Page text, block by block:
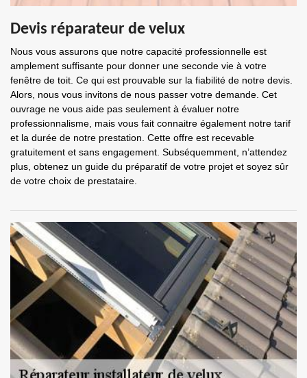
Devis réparateur de velux
Nous vous assurons que notre capacité professionnelle est
amplement suffisante pour donner une seconde vie à votre
fenêtre de toit. Ce qui est prouvable sur la fiabilité de notre devis.
Alors, nous vous invitons de nous passer votre demande. Cet
ouvrage ne vous aide pas seulement à évaluer notre
professionnalisme, mais vous fait connaitre également notre tarif
et la durée de notre prestation. Cette offre est recevable
gratuitement et sans engagement. Subséquemment, n’attendez
plus, obtenez un guide du préparatif de votre projet et soyez sûr
de votre choix de prestataire.